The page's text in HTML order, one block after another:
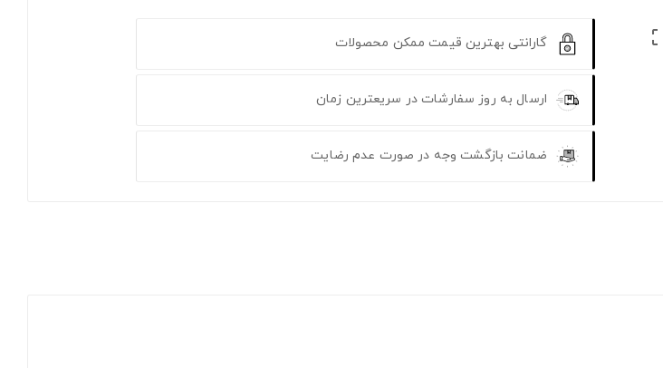
گارانتی بهترین قیمت ممکن محصولات
ارسال به روز سفارشات در سریعترین زمان
ضمانت بازگشت وجه در صورت عدم رضایت